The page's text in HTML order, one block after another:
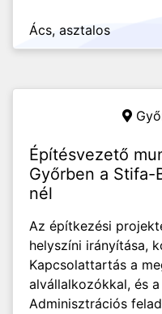
Ács, asztalos
Építésvezető
Győrben a Stifa-
nél
Az építkezési
helyszíni irányítása,
Kapcsolattartás a
alvállalkozókkal, és
Adminisztrációs